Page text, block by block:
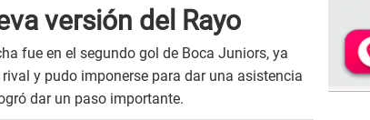
versión del Rayo
fue en el segundo gol de Boca Juniors, ya
y pudo imponerse para dar una asistencia
dar un paso importante.